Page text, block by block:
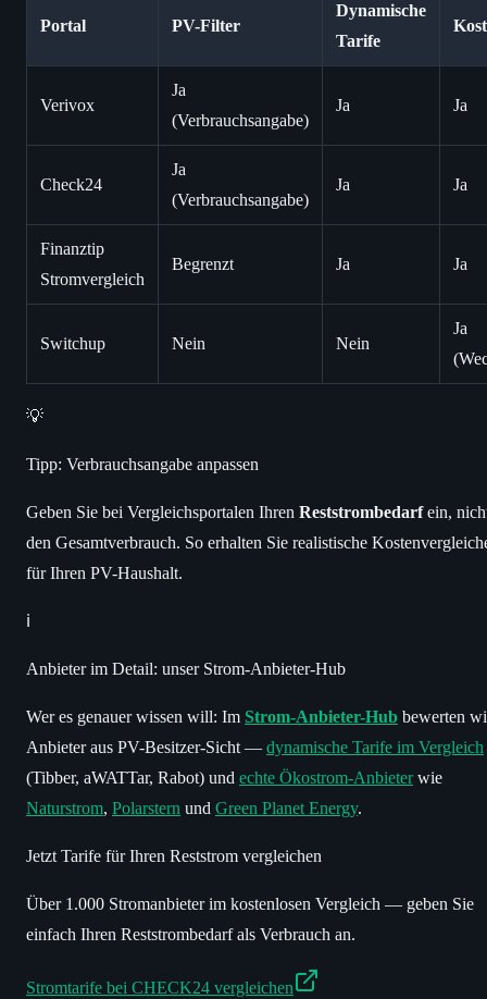
Portal PV-Filter
Dynamische
Tarife
Verivox
Ja
(Verbrauchsangabe)
Ja Ja
Check24
Ja
(Verbrauchsangabe)
Ja Ja
Finanztip
Stromvergleich
Begrenzt Ja Ja
Switchup Nein Nein
Ja
💡
Tipp: Verbrauchsangabe anpassen
Geben Sie bei Vergleichsportalen Ihren Reststrombedarfein,
den Gesamtverbrauch. So erhalten Sie realistische
für Ihren PV-Haushalt.
ℹ️
Anbieter im Detail: unser Strom-Anbieter-Hub
Wer es genauer wissen will: Im Strom-Anbieter-Hub bewerten
Anbieter aus PV-Besitzer-Sicht — dynamische Tarife im Vergleich
(Tibber, aWATTar, Rabot) und echte Ökostrom-Anbieterwie
Naturstrom, Polarstern und Green Planet Energy.
Jetzt Tarife für Ihren Reststrom vergleichen
Über 1.000 Stromanbieter im kostenlosen Vergleich — geben Sie
einfach Ihren Reststrombedarf als Verbrauch an.
Stromtarife bei CHECK24 vergleichen